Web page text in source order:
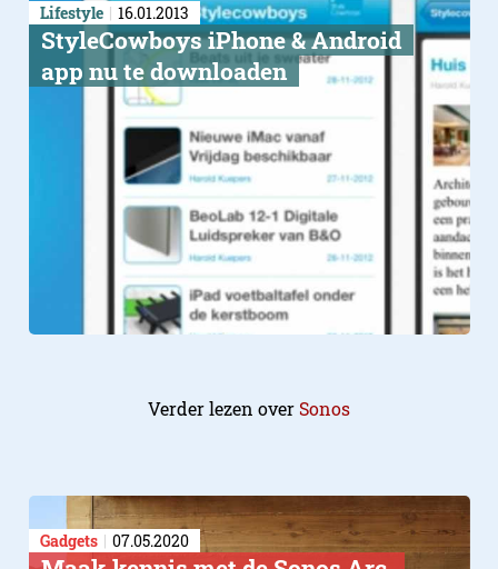
Lifestyle 16.01.2013
StyleCowboys iPhone & Android
app nu te downloaden
Verder lezen overSonos
Gadgets 07.05.2020